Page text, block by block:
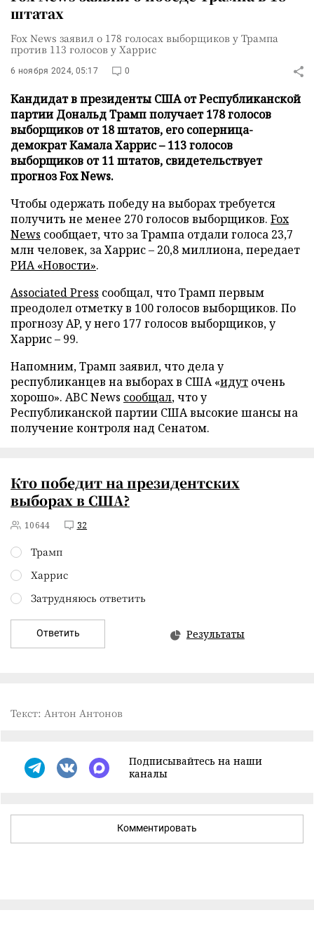
штатах
Fox News заявил о 178 голосах выборщиков у Трампа
против 113 голосов у Харрис
6 ноября 2024, 05:17 0
Кандидат в президенты США от Республиканской
партии Дональд Трамп получает 178 голосов
выборщиков от 18 штатов, его соперница-
демократ Камала Харрис – 113 голосов
выборщиков от 11 штатов, свидетельствует
прогноз Fox News.
Чтобы одержать победу на выборах требуется
получить не менее 270 голосов выборщиков. Fox
News сообщает, что за Трампа отдали голоса 23,7
млн человек, за Харрис – 20,8 миллиона, передает
РИА «Новости».
Associated Press сообщал, что Трамп первым
преодолел отметку в 100 голосов выборщиков. По
прогнозу AP, у него 177 голосов выборщиков, у
Харрис – 99.
Напомним, Трамп заявил, что дела у
республиканцев на выборах в США «идут очень
хорошо». ABC News сообщал, что у
Республиканской партии США высокие шансы на
получение контроля над Сенатом.
Кто победит на президентских
выборах в США?
10644 32
Трамп
Харрис
Затрудняюсь ответить
Ответить Результаты
Текст: Антон Антонов
Подписывайтесь на наши
каналы
Комментировать